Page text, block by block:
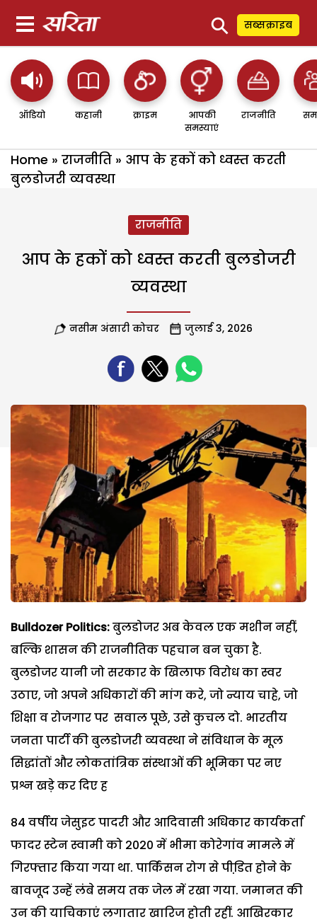
⚲ सब्सक्राइब
ऑडियो कहानी क्राइम
आपकी
समस्याएं
राजनीति
Home » राजनीति » आप के हकों को ध्वस्त करती
बुलडोजरी व्यवस्था
राजनीति
आप के हकों को ध्वस्त करती बुलडोजरी
व्यवस्था
नसीम अंसारी कोचर जुलाई 3, 2026
Bulldozer Politics:बुलडोजर अब केवल एक मशीन नहीं,
बल्कि शासन की राजनीतिक पहचान बन चुका है.
बुलडोजर यानी जो सरकार के खिलाफ विरोध का स्वर
उठाए, जो अपने अधिकारों की मांग करे, जो न्याय चाहे, जो
शिक्षा व रोजगार पर सवाल पूछे, उसे कुचल दो. भारतीय
जनता पार्टी की बुलडोजरी व्यवस्था ने संविधान के मूल
सिद्धांतों और लोकतांत्रिक संस्थाओं की भूमिका पर नए
प्रश्न खड़े कर दिए ह
84 वर्षीय जेसुइट पादरी और आदिवासी अधिकार कार्यकर्ता
फादर स्टेन स्वामी को 2020 में भीमा कोरेगांव मामले में
गिरफ्तार किया गया था. पार्किंसन रोग से पीडि़त होने के
बावजूद उन्हें लंबे समय तक जेल में रखा गया. जमानत की
उन की याचिकाएं लगातार खारिज होती रहीं. आखिरकार